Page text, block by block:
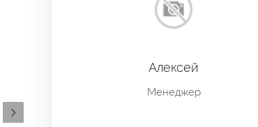
Алексей
Менеджер